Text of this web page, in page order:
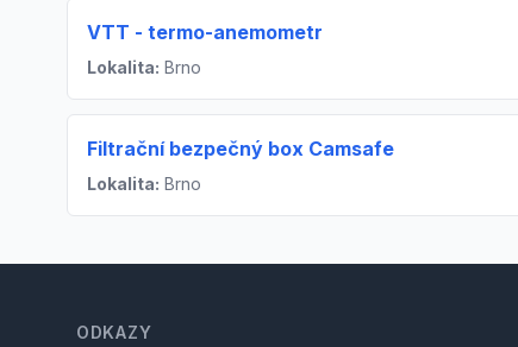
VTT - termo-anemometr
Lokalita: Brno
Filtrační bezpečný box Camsafe
Lokalita: Brno
ODKAZY